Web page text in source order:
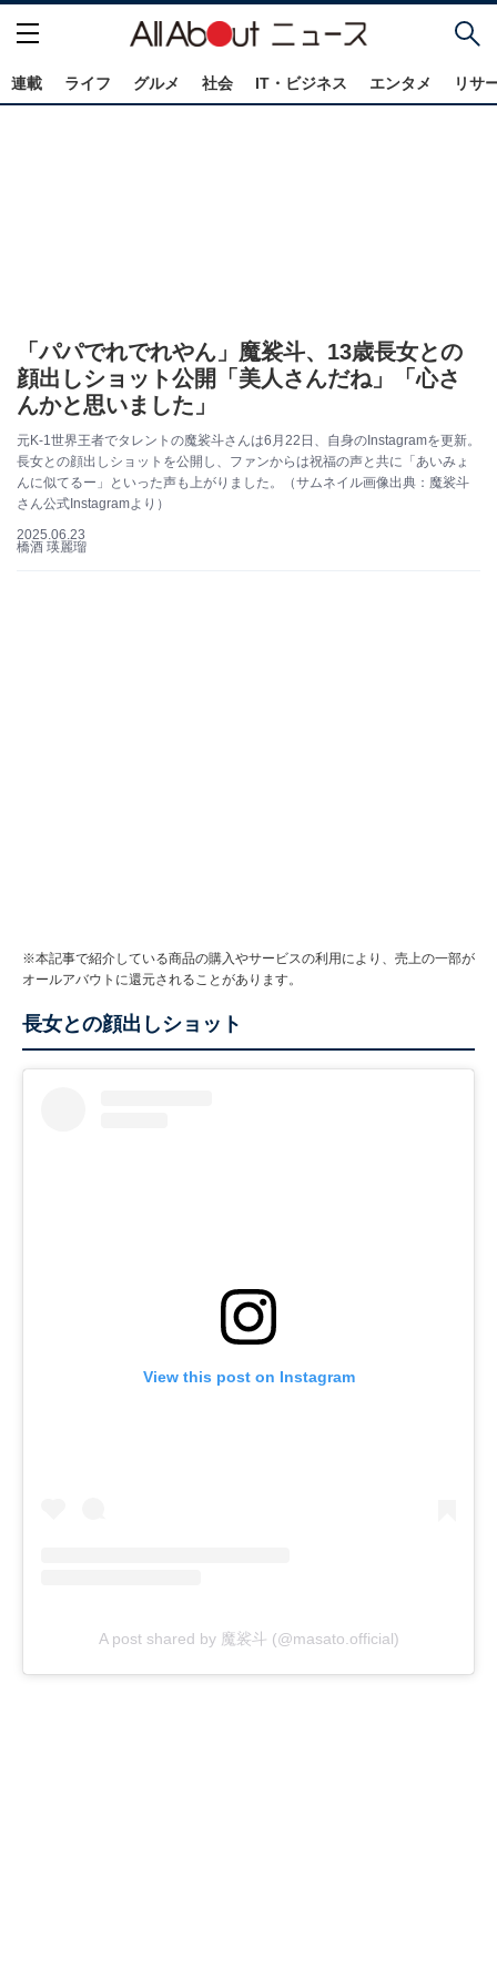
連載 ライフ グルメ 社会 IT・ビジネス エンタメ リサ
「パパでれでれやん」魔裟斗、13歳長女との
顔出しショット公開「美人さんだね」「心さ
んかと思いました」
元K-1世界王者でタレントの魔裟斗さんは6月22日、自身のInstagramを更新。
長女との顔出しショットを公開し、ファンからは祝福の声と共に「あいみょ
んに似てるー」といった声も上がりました。（サムネイル画像出典：魔裟斗
さん公式Instagramより）
2025.06.23
橋酒 瑛麗瑠
※本記事で紹介している商品の購入やサービスの利用により、売上の一部が
オールアバウトに還元されることがあります。
長女との顔出しショット
View this post on Instagram
A post shared by 魔裟斗 (@masato.official)